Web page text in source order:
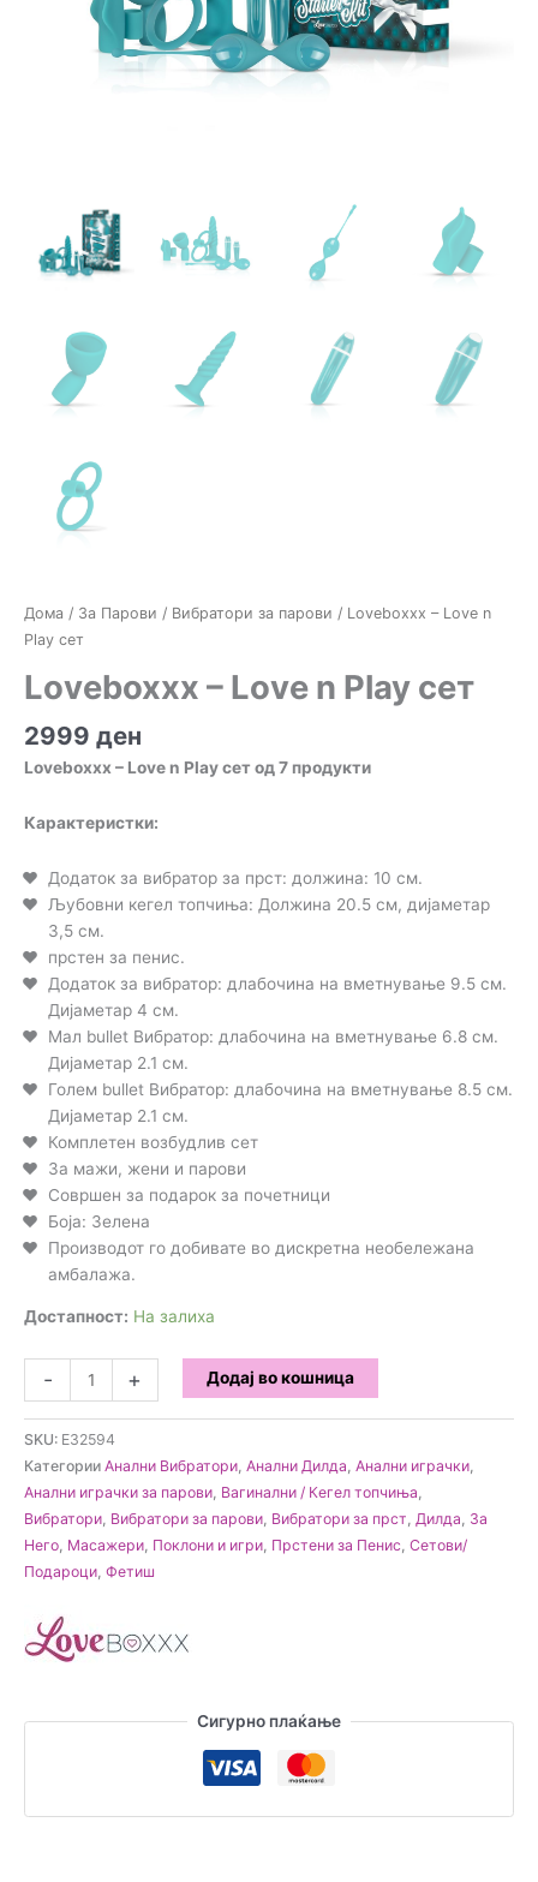
Дома / За Парови / Вибратори за парови / Loveboxxx – Love n
Play сет
Loveboxxx – Love n Play сет
2999 ден
Loveboxxx – Love n Play сет од 7 продукти
Карактеристки:
Додаток за вибратор за прст: должина: 10 см.
Љубовни кегел топчиња: Должина 20.5 см, дијаметар
3,5 см.
прстен за пенис.
Додаток за вибратор: длабочина на вметнување 9.5 см.
Дијаметар 4 см.
Мал bullet Вибратор: длабочина на вметнување 6.8 см.
Дијаметар 2.1 см.
Голем bullet Вибратор: длабочина на вметнување 8.5 см.
Дијаметар 2.1 см.
Комплетен возбудлив сет
За мажи, жени и парови
Совршен за подарок за почетници
Боја: Зелена
Производот го добивате во дискретна необележана
амбалажа.
Достапност: На залиха
-
Loveboxxx
-
Love
n
Play
сет
количина
+ Додај во кошница
SKU: E32594
Категории Анални Вибратори, Анални Дилда, Анални играчки,
Анални играчки за парови, Вагинални / Кегел топчиња,
Вибратори, Вибратори за парови, Вибратори за прст, Дилда, За
Него, Масажери, Поклони и игри, Прстени за Пенис, Сетови/
Подароци, Фетиш
Сигурно плаќање